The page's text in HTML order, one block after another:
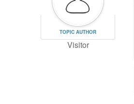
TOPIC AUTHOR
Visitor